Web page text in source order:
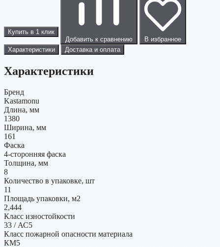
Купить в 1 клик
Добавить к сравнению
В избранное
Характеристики
Доставка и оплата
Характеристики
Бренд
Kastamonu
Длина, мм
1380
Ширина, мм
161
Фаска
4-сторонняя фаска
Толщина, мм
8
Количество в упаковке, шт
11
Площадь упаковки, м2
2,444
Класс изностойкости
33 / АС5
Класс пожарной опасности материала
КМ5